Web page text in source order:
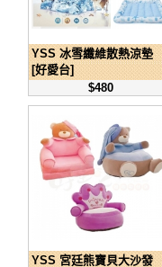
YSS 冰雪纖維散熱涼墊
[好愛台]
$480
YSS 宮廷熊寶貝大沙發